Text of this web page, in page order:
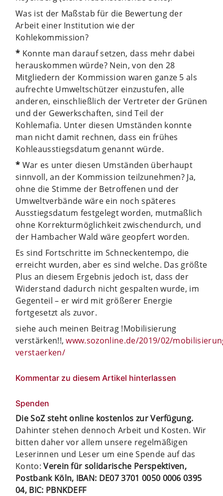
Was ist der Maßstab für die Bewertung der
Arbeit einer Institution wie der
Kohlekommission?
* Konnte man darauf setzen, dass mehr dabei
herauskommen würde? Nein, von den 28
Mitgliedern der Kommission waren ganze 5 als
aufrechte Umweltschützer einzustufen, alle
anderen, einschließlich der Vertreter der Grünen
und der Gewerkschaften, sind Teil der
Kohlemafia. Unter diesen Umständen konnte
man nicht damit rechnen, dass ein frühes
Kohleausstiegsdatum genannt würde.
* War es unter diesen Umständen überhaupt
sinnvoll, an der Kommission teilzunehmen? Ja,
ohne die Stimme der Betroffenen und der
Umweltverbände wäre ein noch späteres
Ausstiegsdatum festgelegt worden, mutmaßlich
ohne Korrekturmöglichkeit zwischendurch, und
der Hambacher Wald wäre geopfert worden.
Es sind Fortschritte im Schneckentempo, die
erreicht wurden, aber es sind welche. Das größte
Plus an diesem Ergebnis jedoch ist, dass der
Widerstand dadurch nicht gespalten wurde, im
Gegenteil – er wird mit größerer Energie
fortgesetzt als zuvor.
siehe auch meinen Beitrag !Mobilisierung
verstärken!!,www.sozonline.de/2019/02/
verstaerken/
Kommentar zu diesem Artikel hinterlassen
Spenden
Die SoZ steht online kostenlos zur Verfügung.
Dahinter stehen dennoch Arbeit und Kosten. Wir
bitten daher vor allem unsere regelmäßigen
Leserinnen und Leser um eine Spende auf das
Konto:Verein für solidarische Perspektiven,
Postbank Köln, IBAN: DE07 3701 0050 0006 0395
04, BIC: PBNKDEFF